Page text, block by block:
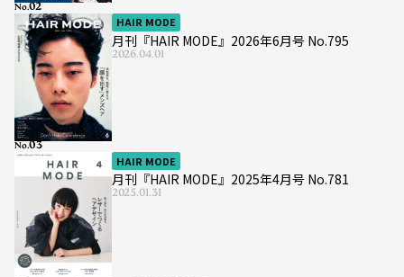
HAIR MODE
月刊『HAIR MODE』2026年6月号 No.795
2026.04.01
No.
HAIR MODE
月刊『HAIR MODE』2025年4月号 No.781
2025.01.31
No.